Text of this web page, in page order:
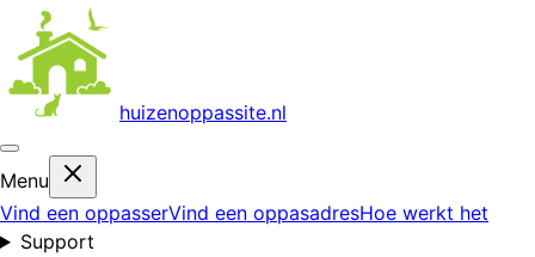
huizenoppassite.nl
Menu
Vind een oppasserVind een oppasadresHoe werkt het
Support